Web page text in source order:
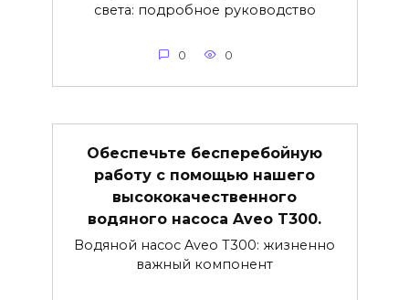
света: подробное руководство
0 0
Обеспечьте бесперебойную
работу с помощью нашего
высококачественного
водяного насоса Aveo T300.
Водяной насос Aveo T300: жизненно
важный компонент